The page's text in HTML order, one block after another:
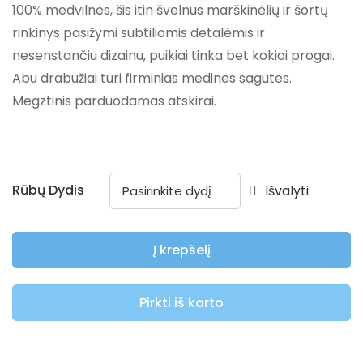
100% medvilnės, šis itin švelnus marškinėlių ir šortų
rinkinys pasižymi subtiliomis detalėmis ir
nesenstančiu dizainu, puikiai tinka bet kokiai progai.
Abu drabužiai turi firminias medines sagutes.
Megztinis parduodamas atskirai.
Rūbų Dydis Išvalyti
Į krepšelį
Pirkti iš karto